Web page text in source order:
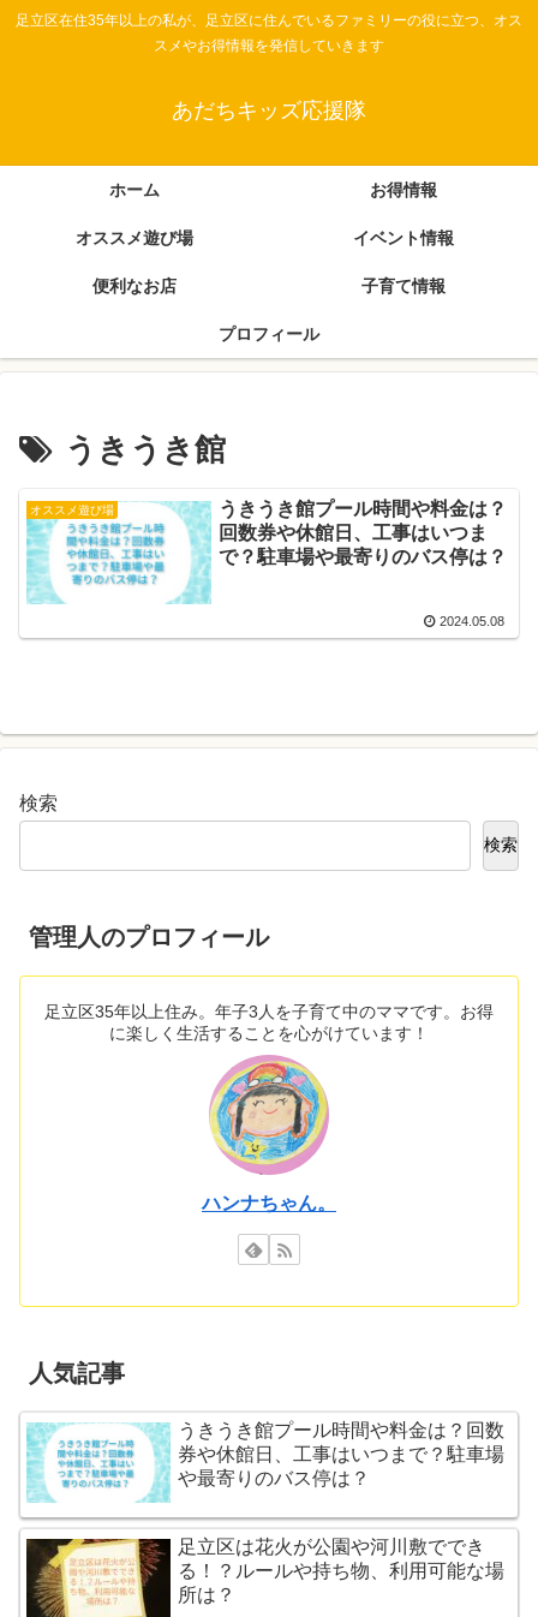
足立区在住35年以上の私が、足立区に住んでいるファミリーの役に立つ、オス
スメやお得情報を発信していきます
あだちキッズ応援隊
ホーム お得情報
オススメ遊び場 イベント情報
便利なお店 子育て情報
プロフィール
うきうき館
オススメ遊び場
うきうき館プール時間や料金は？
回数券や休館日、工事はいつま
で？駐車場や最寄りのバス停は？
2024.05.08
検索
検索
管理人のプロフィール
足立区35年以上住み。年子3人を子育て中のママです。お得
に楽しく生活することを心がけています！
ハンナちゃん。
人気記事
うきうき館プール時間や料金は？回数
券や休館日、工事はいつまで？駐車場
や最寄りのバス停は？
足立区は花火が公園や河川敷ででき
る！？ルールや持ち物、利用可能な場
所は？